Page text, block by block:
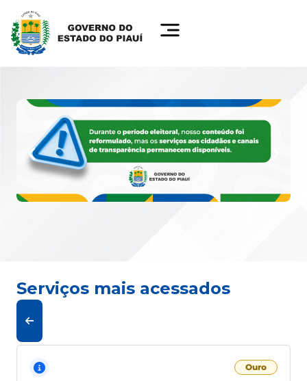
Serviços mais acessados
Ouro